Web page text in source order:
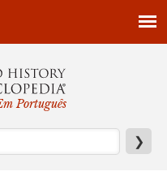
Português
❯